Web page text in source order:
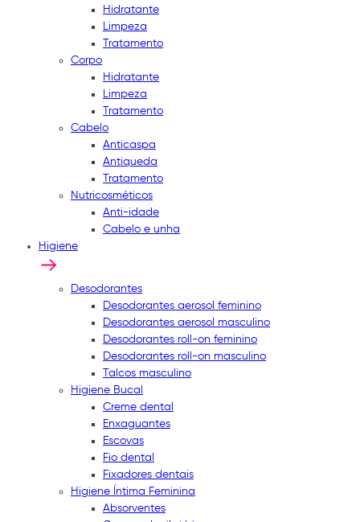
Hidratante
Limpeza
Tratamento
Corpo
Hidratante
Limpeza
Tratamento
Cabelo
Anticaspa
Antiqueda
Tratamento
Nutricosméticos
Anti-idade
Cabelo e unha
Higiene
Desodorantes
Desodorantes aerosol feminino
Desodorantes aerosol masculino
Desodorantes roll-on feminino
Desodorantes roll-on masculino
Talcos masculino
Higiene Bucal
Creme dental
Enxaguantes
Escovas
Fio dental
Fixadores dentais
Higiene Íntima Feminina
Absorventes